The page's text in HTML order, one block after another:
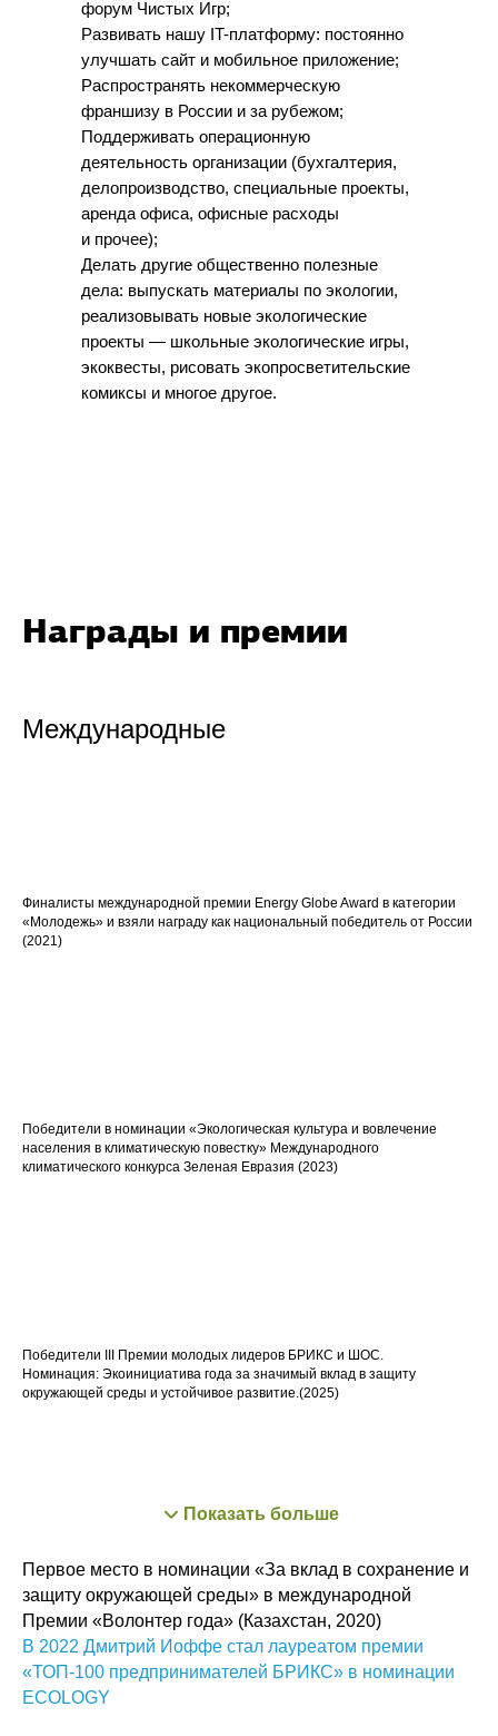
форум Чистых Игр;
Развивать нашу IT-платформу: постоянно
улучшать сайт и мобильное приложение;
Распространять некоммерческую
франшизу в России и за рубежом;
Поддерживать операционную
деятельность организации (бухгалтерия,
делопроизводство, специальные проекты,
аренда офиса, офисные расходы
и прочее);
Делать другие общественно полезные
дела: выпускать материалы по экологии,
реализовывать новые экологические
проекты — школьные экологические игры,
экоквесты, рисовать экопросветительские
комиксы и многое другое.
Награды и премии
Международные
Финалисты международной премии Energy Globe Award в категории
«Молодежь» и взяли награду как национальный победитель от России
(2021)
Победители в номинации «Экологическая культура и вовлечение
населения в климатическую повестку» Международного
климатического конкурса Зеленая Евразия (2023)
Победители III Премии молодых лидеров БРИКС и ШОС.
Номинация: Экоинициатива года за значимый вклад в защиту
окружающей среды и устойчивое развитие.(2025)
Показать больше
Первое место в номинации «За вклад в сохранение и
защиту окружающей среды» в международной
Премии «Волонтер года» (Казахстан, 2020)
В 2022 Дмитрий Иоффе стал лауреатом премии
«ТОП-100 предпринимателей БРИКС» в номинации
ECOLOGY